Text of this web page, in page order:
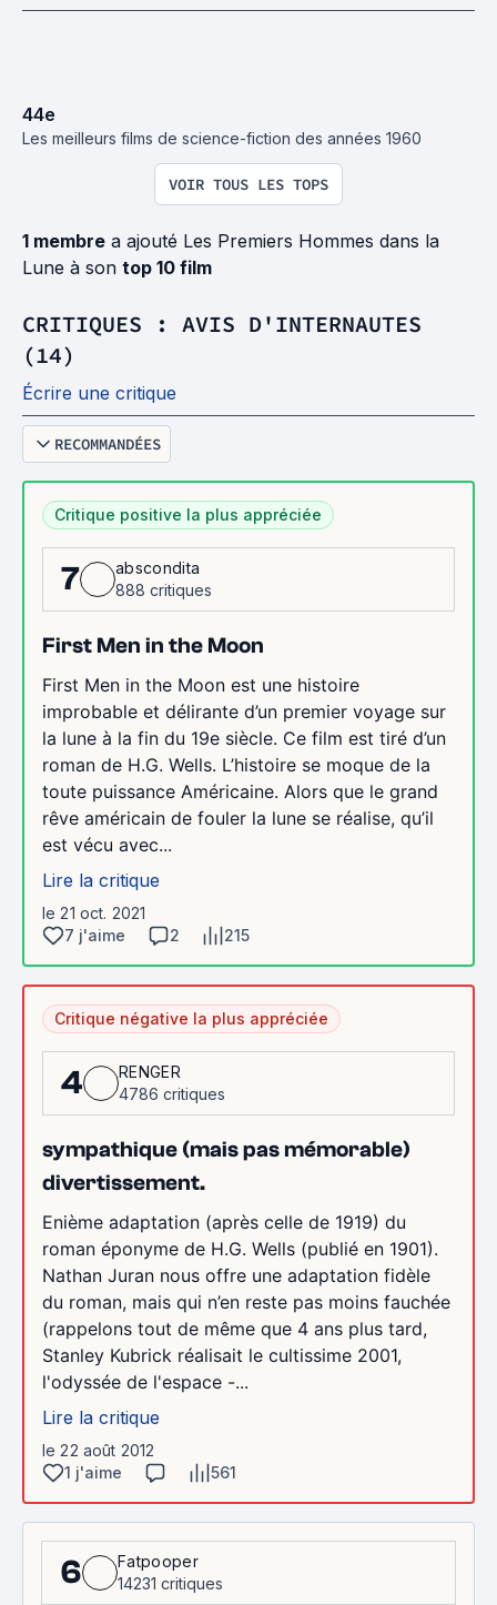
44e
Les meilleurs films de science-fiction des années 1960
VOIR TOUS LES TOPS
1 membre a ajouté Les Premiers Hommes dans la
Lune à son top 10 film
CRITIQUES : AVIS D'INTERNAUTES
(14)
Écrire une critique
RECOMMANDÉES
Critique positive la plus appréciée
7
abscondita
888 critiques
First Men in the Moon
First Men in the Moon est une histoire
improbable et délirante d’un premier voyage sur
la lune à la fin du 19e siècle. Ce film est tiré d’un
roman de H.G. Wells. L’histoire se moque de la
toute puissance Américaine. Alors que le grand
rêve américain de fouler la lune se réalise, qu’il
est vécu avec...
Lire la critique
le 21 oct. 2021
7 j'aime
2 215
Critique négative la plus appréciée
4
RENGER
4786 critiques
sympathique (mais pas mémorable)
divertissement.
Enième adaptation (après celle de 1919) du
roman éponyme de H.G. Wells (publié en 1901).
Nathan Juran nous offre une adaptation fidèle
du roman, mais qui n’en reste pas moins fauchée
(rappelons tout de même que 4 ans plus tard,
Stanley Kubrick réalisait le cultissime 2001,
l'odyssée de l'espace -...
Lire la critique
le 22 août 2012
1 j'aime
561
6
Fatpooper
14231 critiques